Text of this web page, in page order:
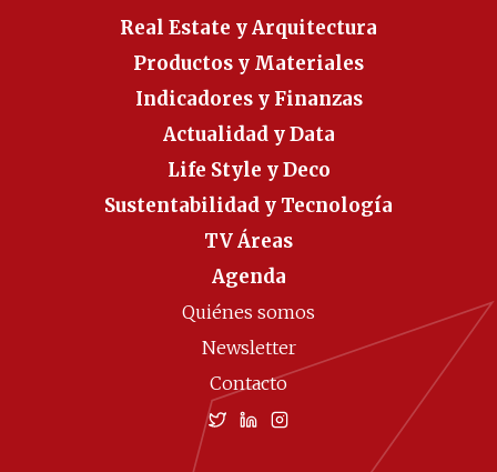
Real Estate y Arquitectura
Productos y Materiales
Indicadores y Finanzas
Actualidad y Data
Life Style y Deco
Sustentabilidad y Tecnología
TV Áreas
Agenda
Quiénes somos
Newsletter
Contacto